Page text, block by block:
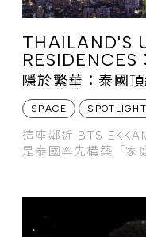
THAILAND'S
SUKHUMVIT
隱於繁華：泰國
跨世代傳家之邸
SPACE
這座鄰近 BTS
是泰國率先構築「家